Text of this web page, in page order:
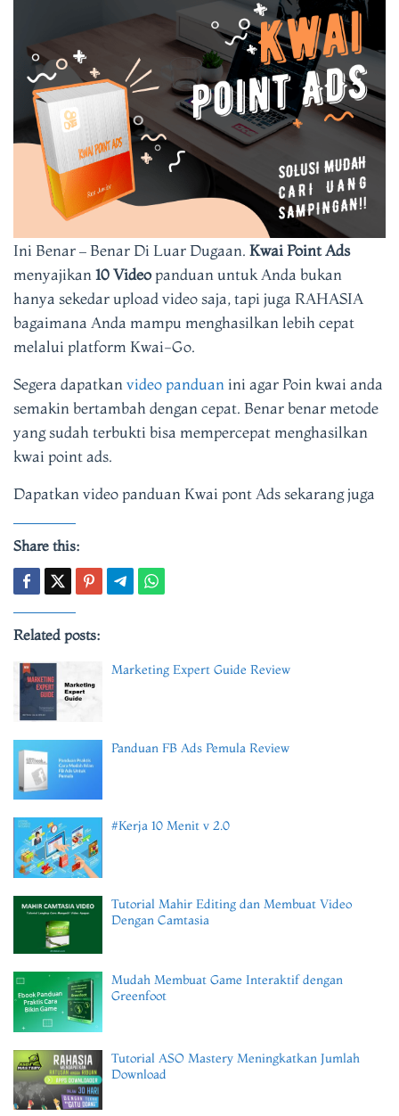
Ini Benar – Benar Di Luar Dugaan. Kwai Point Ads
menyajikan 10 Videopanduan untuk Anda bukan
hanya sekedar upload video saja, tapi juga RAHASIA
bagaimana Anda mampu menghasilkan lebih cepat
melalui platform Kwai-Go.
Segera dapatkan video panduan ini agar Poin kwai anda
semakin bertambah dengan cepat. Benar benar metode
yang sudah terbukti bisa mempercepat menghasilkan
kwai point ads.
Dapatkan video panduan Kwai pont Ads sekarang juga
Share this:
Related posts:
Marketing Expert Guide Review
Panduan FB Ads Pemula Review
#Kerja 10 Menit v 2.0
Tutorial Mahir Editing dan Membuat Video
Dengan Camtasia
Mudah Membuat Game Interaktif dengan
Greenfoot
Tutorial ASO Mastery Meningkatkan Jumlah
Download